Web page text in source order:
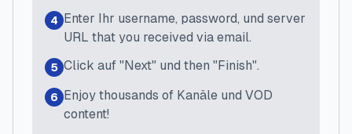
4 Enter Ihr username, password, und server
URL that you received via email.
5 Click auf "Next" und then "Finish".
6 Enjoy thousands of Kanäle und VOD
content!